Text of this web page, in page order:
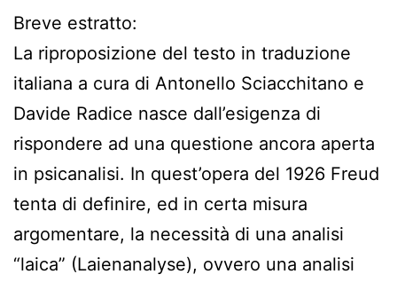
Breve estratto:
La riproposizione del testo in traduzione
italiana a cura di Antonello Sciacchitano e
Davide Radice nasce dall’esigenza di
rispondere ad una questione ancora aperta
in psicanalisi. In quest’opera del 1926 Freud
tenta di definire, ed in certa misura
argomentare, la necessità di una analisi
“laica” (Laienanalyse), ovvero una analisi